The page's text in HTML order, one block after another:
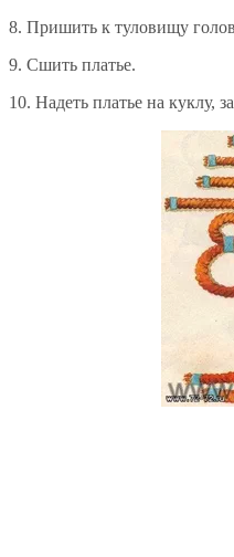
8. Пришить к туловищу
9. Сшить платье.
10. Надеть платье на куклу,